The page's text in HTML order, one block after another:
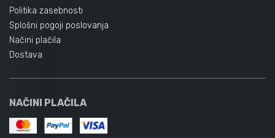
Politika zasebnosti
Splošni pogoji poslovanja
Načini plačila
Dostava
NAČINI PLAČILA